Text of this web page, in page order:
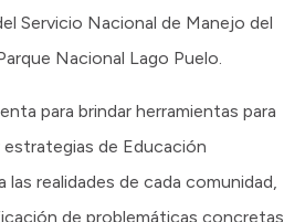
Servicio Nacional de Manejo del
Nacional Lago Puelo.
para brindar herramientas para
de Educación
las realidades de cada comunidad,
de problemáticas concretas